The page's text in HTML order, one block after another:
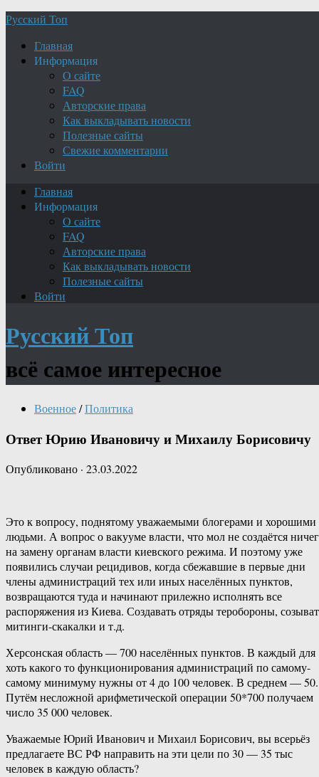
Русский Топ
Главная
Информация
О сайте
FAQ
Авторские права
Как выкладывать новости
Полезные сайты
Свежие комментарии
Войти
Главная
Информация
О сайте
FAQ
Авторские права
Как выкладывать новости
Полезные сайты
Войти
Русский Топ
всё самое интересное
Военное/Политика
Ответ Юрию Ивановичу и Михаилу Борисовичу
Опубликовано · 23.03.2022
Это к вопросу, поднятому уважаемыми блогерами и хорошими
людьми. А вопрос о вакууме власти, что мол не создаётся
на замену органам власти киевского режима. И поэтому уже
появились случаи рецидивов, когда сбежавшие в первые дни
члены администраций тех или иных населённых пунктов,
возвращаются туда и начинают прилежно исполнять все
распоряжения из Киева. Создавать отряды теробороны,
митинги-скакалки и т.д.
Херсонская область — 700 населённых пунктов. В каждый для
хоть какого то функционирования администраций по самому-
самому минимуму нужны от 4 до 100 человек. В среднем — 50.
Путём несложной арифметической операции 50*700 получаем
число 35 000 человек.
Уважаемые Юрий Иванович и Михаил Борисович, вы всерьёз
предлагаете ВС РФ направить на эти цели по 30 — 35 тыс
человек в каждую область?